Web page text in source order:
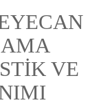
VE